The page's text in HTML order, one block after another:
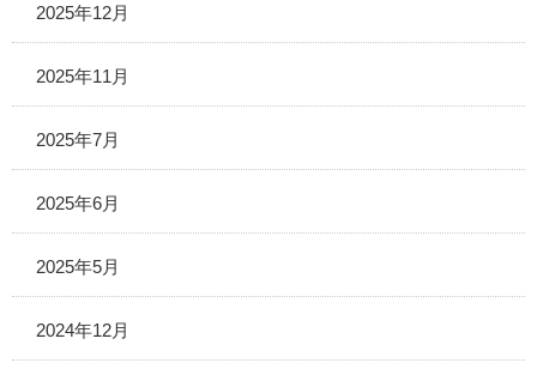
2025年12月
2025年11月
2025年7月
2025年6月
2025年5月
2024年12月